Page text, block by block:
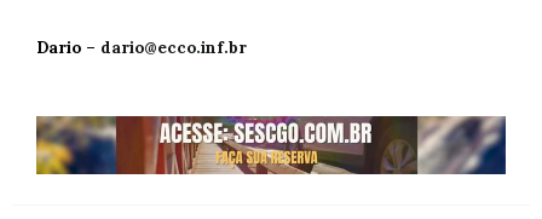
Dario – dario@ecco.inf.br